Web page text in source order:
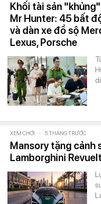
Khối tài sản
Mr Hunter: 45 bất
và dàn xe đồ sộ
Lexus, Porsche
XEM CHƠI - 5 THÁNG TRƯỚC
Mansory tặng cảnh
Lamborghini